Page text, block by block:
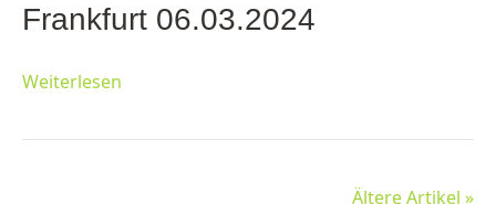
Frankfurt 06.03.2024
Weiterlesen
Ältere Artikel »